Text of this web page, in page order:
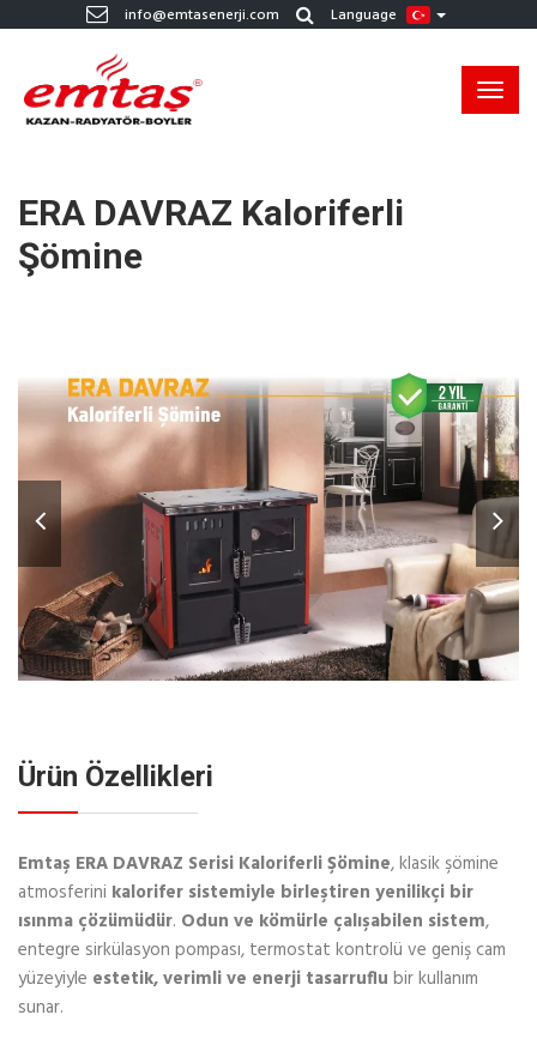
info@emtasenerji.com Language
ERA DAVRAZ Kaloriferli
Şömine
Ürün Özellikleri
Emtaş ERA DAVRAZ Serisi Kaloriferli Şömine, klasik şömine
atmosferini kalorifer sistemiyle birleştiren yenilikçi bir
ısınma çözümüdür. Odun ve kömürle çalışabilen sistem,
entegre sirkülasyon pompası, termostat kontrolü ve geniş cam
yüzeyiyle estetik, verimli ve enerji tasarruflu bir kullanım
sunar.